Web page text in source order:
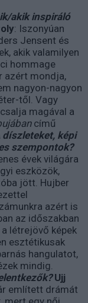
akik inspiráló
: Iszonyúan
Jensent és
akik valamilyen
hommage
azért mondja,
nagyon-nagyon
től. Vagy
magával a
című
díszleteket, képi
szempontok?
évek világára
eszközök,
jött. Hujber
azért is
az időszakban
létrejövő képek
esztétikusak
hangulatot,
mindig.
Ujj
említett drámát